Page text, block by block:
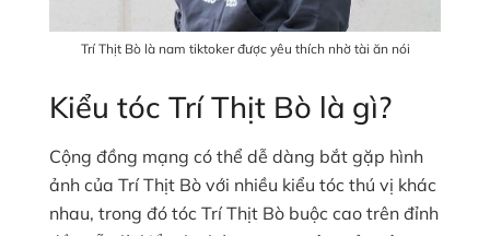
Trí Thịt Bò là nam tiktoker được yêu thích nhờ tài ăn nói
Kiểu tóc Trí Thịt Bò là gì?
Cộng đồng mạng có thể dễ dàng bắt gặp hình
ảnh của Trí Thịt Bò với nhiều kiểu tóc thú vị khác
nhau, trong đó tóc Trí Thịt Bò buộc cao trên đỉnh